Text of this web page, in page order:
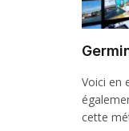
Voici en
cette